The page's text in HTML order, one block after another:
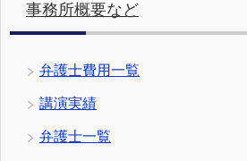
事務所概要など
弁護士費用一覧
講演実績
弁護士一覧